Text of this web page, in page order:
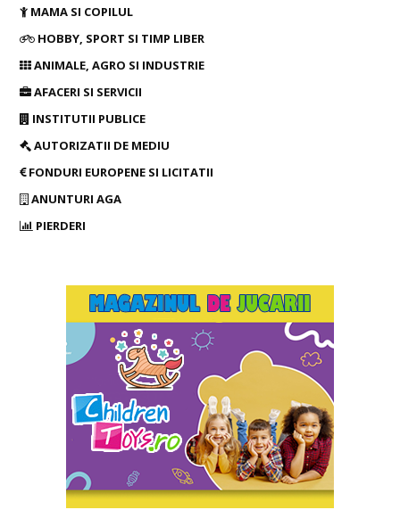
MAMA SI COPILUL
HOBBY, SPORT SI TIMP LIBER
ANIMALE, AGRO SI INDUSTRIE
AFACERI SI SERVICII
INSTITUTII PUBLICE
AUTORIZATII DE MEDIU
FONDURI EUROPENE SI LICITATII
ANUNTURI AGA
PIERDERI